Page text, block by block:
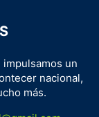
un
nacional,
más.